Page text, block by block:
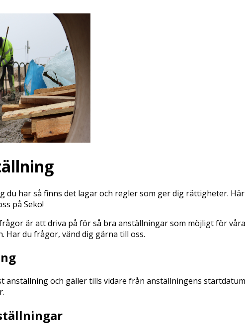
du har så finns det lagar och regler som ger dig rättigheter.
på Seko!
är att driva på för så bra anställningar som möjligt för
Har du frågor, vänd dig gärna till oss.
anställning och gäller tills vidare från anställningens